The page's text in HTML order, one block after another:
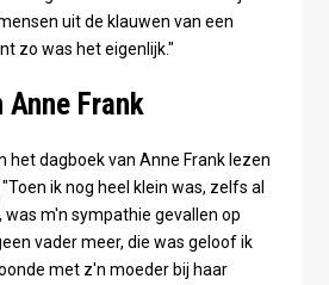
uit de klauwen van een
zo was het eigenlijk."
Anne Frank
het dagboek van Anne Frank lezen
ik nog heel klein was, zelfs al
was m'n sympathie gevallen op
vader meer, die was geloof ik
met z'n moeder bij haar